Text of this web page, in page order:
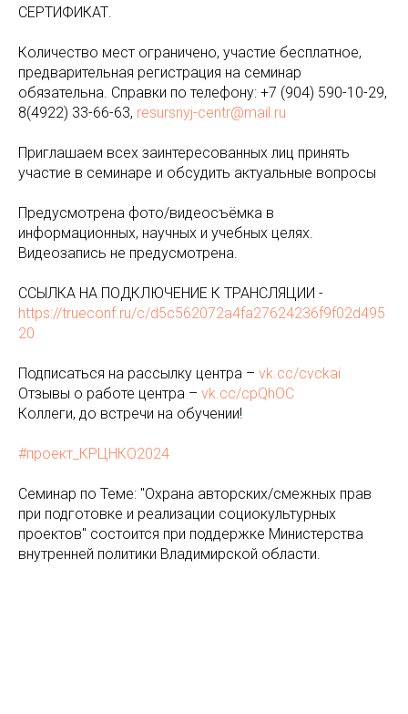
СЕРТИФИКАТ.
Количество мест ограничено, участие бесплатное,
предварительная регистрация на семинар
обязательна. Справки по телефону: +7 (904) 590-10-29,
8(4922) 33-66-63, resursnyj-centr@mail.ru
Приглашаем всех заинтересованных лиц принять
участие в семинаре и обсудить актуальные вопросы
Предусмотрена фото/видеосъёмка в
информационных, научных и учебных целях.
Видеозапись не предусмотрена.
ССЫЛКА НА ПОДКЛЮЧЕНИЕ К ТРАНСЛЯЦИИ -
https://trueconf.ru/c/d5c562072a4fa27624236f9f02d495
20
Подписаться на рассылку центра – vk.cc/cvckai
Отзывы о работе центра – vk.cc/cpQhOC
Коллеги, до встречи на обучении!
#проект_КРЦНКО2024
Семинар по Теме: "Охрана авторских/смежных прав
при подготовке и реализации социокультурных
проектов" состоится при поддержке Министерства
внутренней политики Владимирской области.